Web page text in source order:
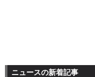
ニュースの新着記事